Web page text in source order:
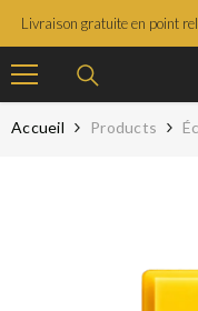
SAUTER LE CONTENU
Livraison gratuite en point
Accueil Products